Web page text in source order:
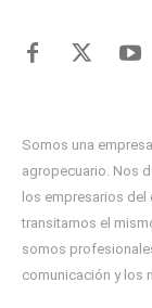
Somos una
agropecuario. Nos
los empresarios
transitamos el
somos
comunicación y los